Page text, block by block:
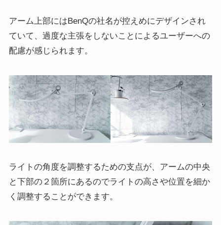
アーム上部にはBenQの社名が控えめにデザインされ
ていて、過度な主張をしないことによるユーザーへの
配慮が感じられます。
ライトの角度を調整するための支点が、アームの中央
と下部の２箇所にあるのでライトの高さや位置を細か
く調整することができます。